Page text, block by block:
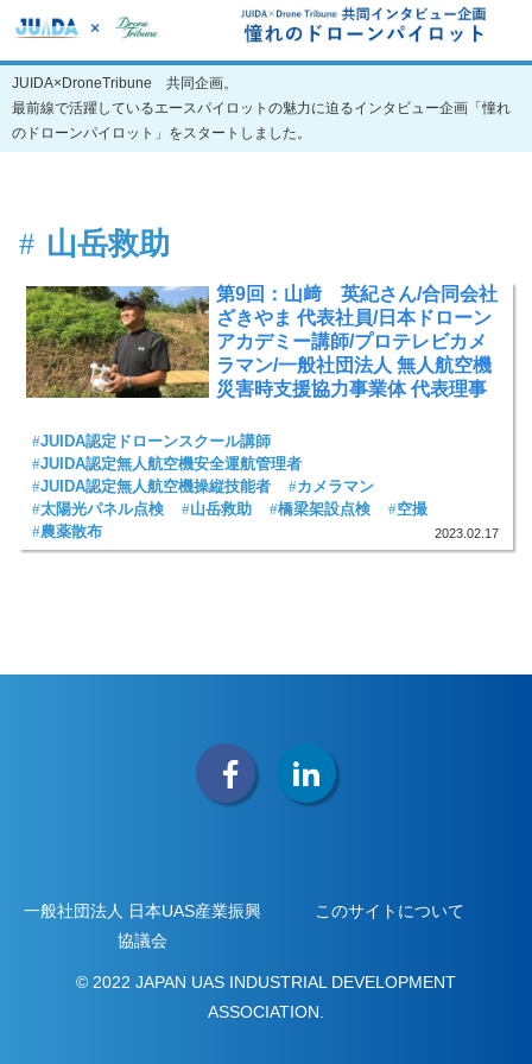
JUIDA×DroneTribune 共同企画。
最前線で活躍しているエースパイロットの魅力に迫るインタビュー企画「憧れ
のドローンパイロット」をスタートしました。
山岳救助
第9回：山﨑 英紀さん/合同会社
ざきやま 代表社員/日本ドローン
アカデミー講師/プロテレビカメ
ラマン/一般社団法人 無人航空機
災害時支援協力事業体 代表理事
2023.02.17
JUIDA認定ドローンスクール講師
JUIDA認定無人航空機安全運航管理者
JUIDA認定無人航空機操縦技能者
カメラマン
太陽光パネル点検
山岳救助 橋梁架設点検
空撮
農薬散布
一般社団法人 日本UAS産業振興
協議会
このサイトについて
© 2022 JAPAN UAS INDUSTRIAL DEVELOPMENT
ASSOCIATION.